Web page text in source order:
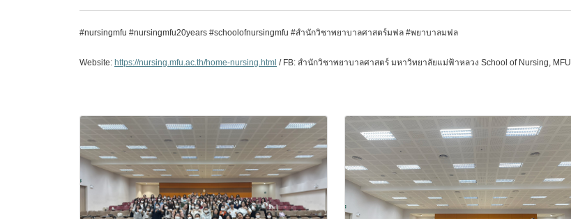
#nursingmfu #nursingmfu20years #schoolofnursingmfu #สำนักวิชาพยาบาลศาสตร์มฟล #พยาบาลมฟล
Website: https://nursing.mfu.ac.th/home-nursing.html / FB: สำนักวิชาพยาบาลศาสตร์ มหาวิทยาลัยแม่ฟ้าหลวง School of Nursing, MFU